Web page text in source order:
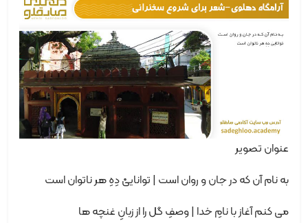
عنوان تصویر
به نام آن که در جان و روان است | تواناییْ دِهِ هر ناتوان است
می کنم آغاز با نامِ خدا | وصفِ گل را از زبانِ غنچه ها